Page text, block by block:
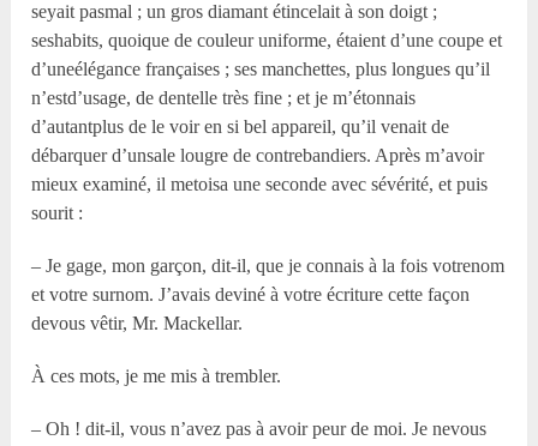
seyait pasmal ; un gros diamant étincelait à son doigt ;
seshabits, quoique de couleur uniforme, étaient d’une coupe et
d’uneélégance françaises ; ses manchettes, plus longues qu’il
n’estd’usage, de dentelle très fine ; et je m’étonnais
d’autantplus de le voir en si bel appareil, qu’il venait de
débarquer d’unsale lougre de contrebandiers. Après m’avoir
mieux examiné, il metoisa une seconde avec sévérité, et puis
sourit :
– Je gage, mon garçon, dit-il, que je connais à la fois votrenom
et votre surnom. J’avais deviné à votre écriture cette façon
devous vêtir, Mr. Mackellar.
À ces mots, je me mis à trembler.
– Oh ! dit-il, vous n’avez pas à avoir peur de moi. Je nevous